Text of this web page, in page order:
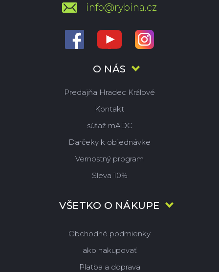
O NÁS
Predajňa Hradec Králové
Kontakt
súťaž mADC
Darčeky k objednávke
Vernostný program
Sleva 10%
VŠETKO O NÁKUPE
Obchodné podmienky
ako nakupovať
Platba a doprava
info@rybina.cz